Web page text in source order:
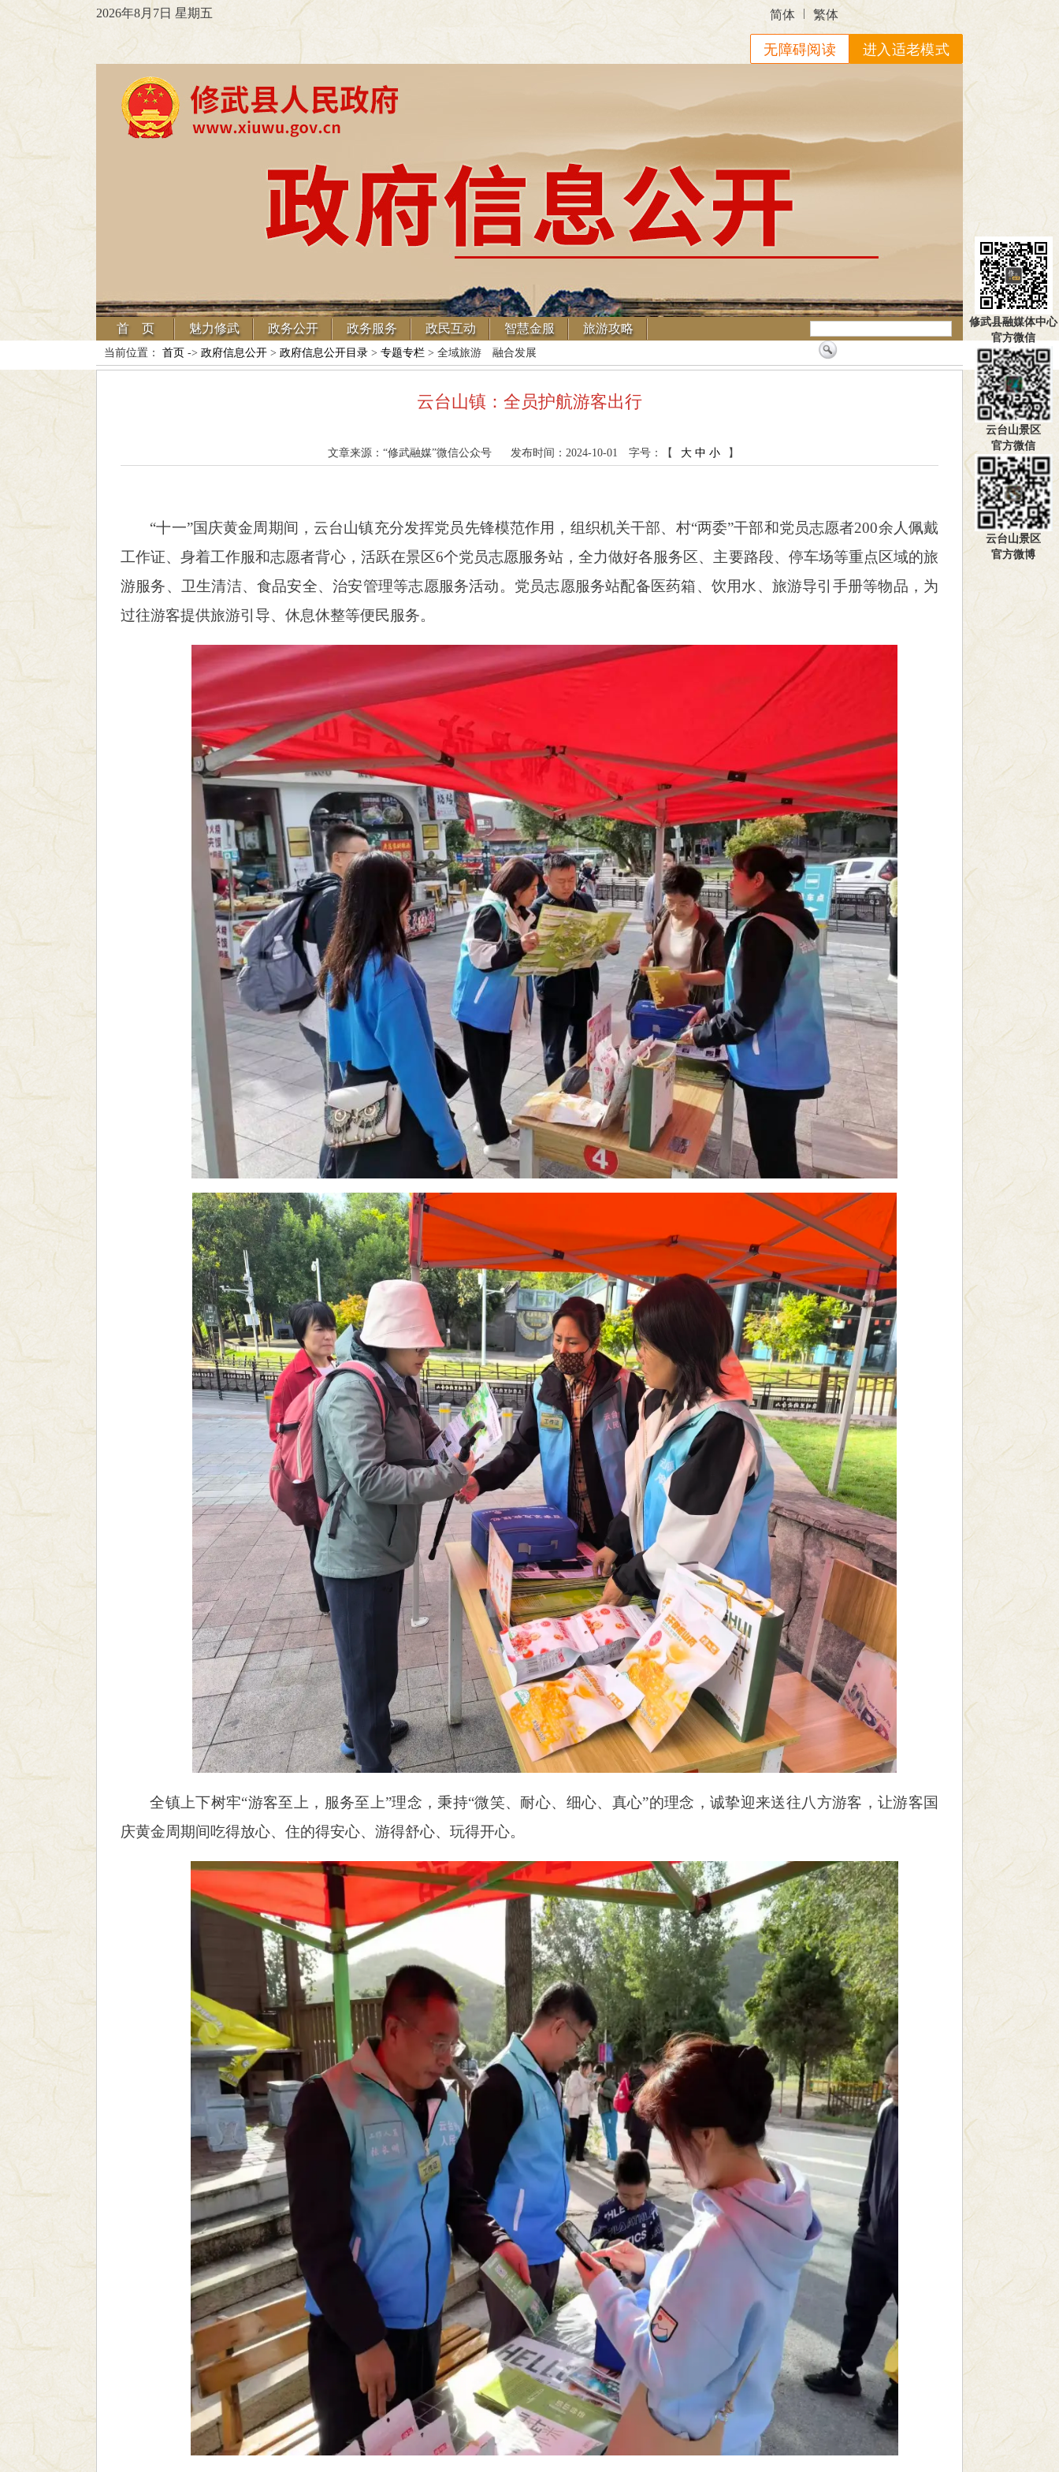
2026年8月7日 星期五 简体 繁体
进入适老模式
无障碍阅读
首 页 魅力修武 政务公开 政务服务 政民互动 智慧金服 旅游攻略
当前位置： 首页 -> 政府信息公开 > 政府信息公开目录 > 专题专栏 > 全域旅游 融合发展
云台山镇：全员护航游客出行
文章来源：“修武融媒”微信公众号 发布时间：2024-10-01 字号：【 大 中 小 】
“十一”国庆黄金周期间，云台山镇充分发挥党员先锋模范作用，组织机关干部、村“两委”干部和党员志愿者200余人佩戴
工作证、身着工作服和志愿者背心，活跃在景区6个党员志愿服务站，全力做好各服务区、主要路段、停车场等重点区域的旅
游服务、卫生清洁、食品安全、治安管理等志愿服务活动。党员志愿服务站配备医药箱、饮用水、旅游导引手册等物品，为
过往游客提供旅游引导、休息休整等便民服务。
全镇上下树牢“游客至上，服务至上”理念，秉持“微笑、耐心、细心、真心”的理念，诚挚迎来送往八方游客，让游客国
庆黄金周期间吃得放心、住的得安心、游得舒心、玩得开心。
修武县融媒体中心
官方微信
云台山景区
官方微信
云台山景区
官方微博